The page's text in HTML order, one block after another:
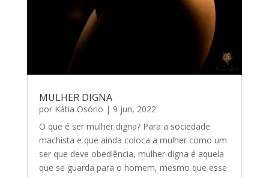
MULHER DIGNA
por Kátia Osório | 9 jun, 2022
O que é ser mulher digna? Para a sociedade
machista e que ainda coloca a mulher como um
ser que deve obediência, mulher digna é aquela
que se guarda para o homem, mesmo que esse